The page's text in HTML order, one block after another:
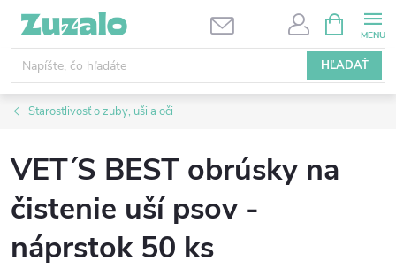
Prejsť
obsah
HĽADAŤ
KOŠÍK
Starostlivosť o zuby, uši a oči
VET´S BEST obrúsky na
čistenie uší psov -
náprstok 50 ks